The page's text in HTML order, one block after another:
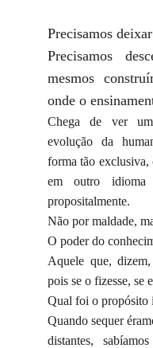
Precisamos
Precisamos
mesmos
onde o
Chega de ver
evolução da
forma tão exclusiva,
em outro
propositalmente.
Não por maldade,
O poder do
Aquele que,
pois se o fizesse, se
Qual foi o propósito
Quando sequer
distantes,